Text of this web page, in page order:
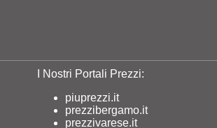
I Nostri Portali Prezzi:
piuprezzi.it
prezzibergamo.it
prezzivarese.it